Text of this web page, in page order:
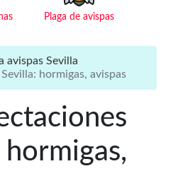
Plaga de avispas
avispas Sevilla
hormigas, avispas